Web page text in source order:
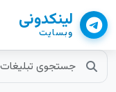
لینکدونی
وبسایت